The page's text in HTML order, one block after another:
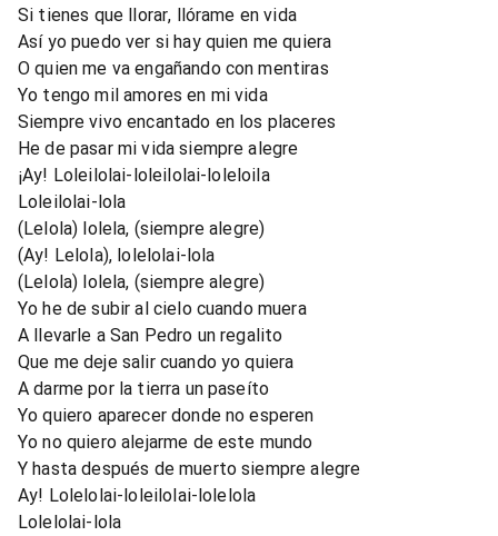
Si tienes que llorar, llórame en vida
Así yo puedo ver si hay quien me quiera
O quien me va engañando con mentiras
Yo tengo mil amores en mi vida
Siempre vivo encantado en los placeres
He de pasar mi vida siempre alegre
¡Ay! Loleilolai-loleilolai-loleloila
Loleilolai-lola
(Lelola) lolela, (siempre alegre)
(Ay! Lelola), lolelolai-lola
(Lelola) lolela, (siempre alegre)
Yo he de subir al cielo cuando muera
A llevarle a San Pedro un regalito
Que me deje salir cuando yo quiera
A darme por la tierra un paseíto
Yo quiero aparecer donde no esperen
Yo no quiero alejarme de este mundo
Y hasta después de muerto siempre alegre
Ay! Lolelolai-loleilolai-lolelola
Lolelolai-lola